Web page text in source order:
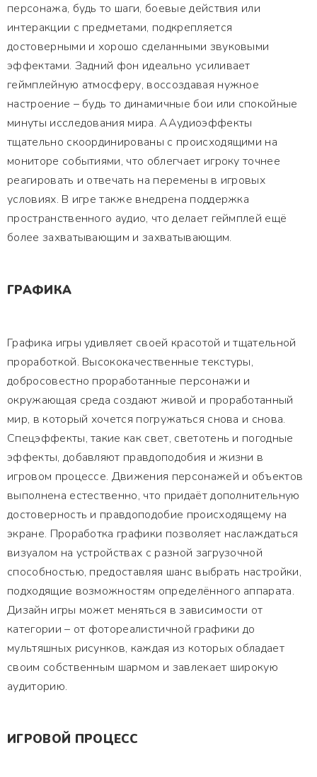
персонажа, будь то шаги, боевые действия или
интеракции с предметами, подкрепляется
достоверными и хорошо сделанными звуковыми
эффектами. Задний фон идеально усиливает
геймплейную атмосферу, воссоздавая нужное
настроение – будь то динамичные бои или спокойные
минуты исследования мира. ААудиоэффекты
тщательно скоординированы с происходящими на
мониторе событиями, что облегчает игроку точнее
реагировать и отвечать на перемены в игровых
условиях. В игре также внедрена поддержка
пространственного аудио, что делает геймплей ещё
более захватывающим и захватывающим.
ГРАФИКА
Графика игры удивляет своей красотой и тщательной
проработкой. Высококачественные текстуры,
добросовестно проработанные персонажи и
окружающая среда создают живой и проработанный
мир, в который хочется погружаться снова и снова.
Спецэффекты, такие как свет, светотень и погодные
эффекты, добавляют правдоподобия и жизни в
игровом процессе. Движения персонажей и объектов
выполнена естественно, что придаёт дополнительную
достоверность и правдоподобие происходящему на
экране. Проработка графики позволяет наслаждаться
визуалом на устройствах с разной загрузочной
способностью, предоставляя шанс выбрать настройки,
подходящие возможностям определённого аппарата.
Дизайн игры может меняться в зависимости от
категории – от фотореалистичной графики до
мультяшных рисунков, каждая из которых обладает
своим собственным шармом и завлекает широкую
аудиторию.
ИГРОВОЙ ПРОЦЕСС